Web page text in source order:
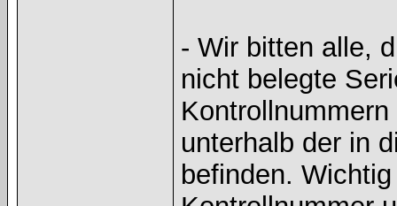
- Wir bitten alle,
nicht belegte
unterhalb der in
befinden.